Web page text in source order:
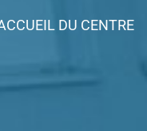
DU CENTRE